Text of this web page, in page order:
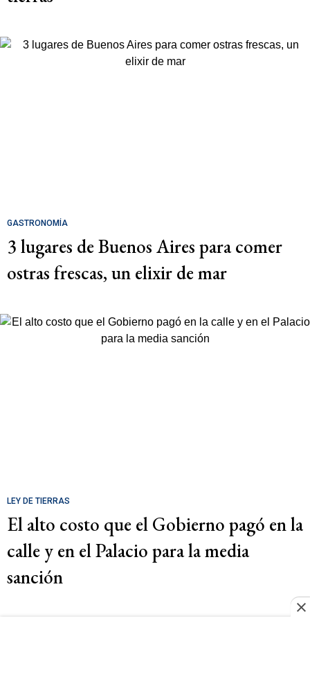
GASTRONOMÍA
3 lugares de Buenos Aires para comer
ostras frescas, un elixir de mar
LEY DE TIERRAS
El alto costo que el Gobierno pagó en la
calle y en el Palacio para la media
sanción